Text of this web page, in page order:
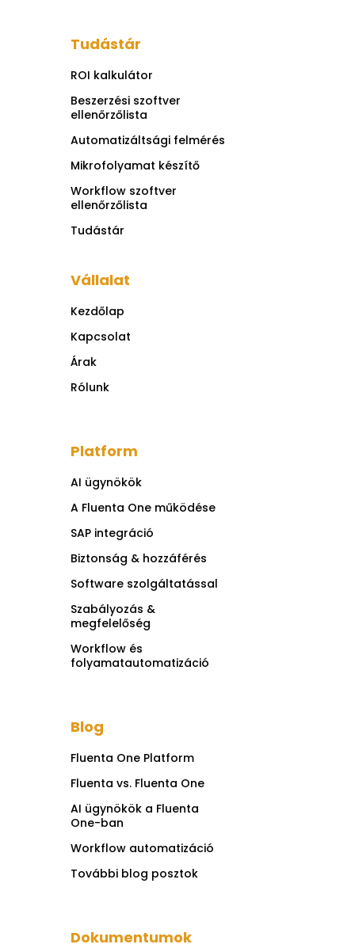
Tudástár
ROI kalkulátor
Beszerzési szoftver
ellenőrzőlista
Automatizáltsági felmérés
Mikrofolyamat készítő
Workflow szoftver
ellenőrzőlista
Tudástár
Vállalat
Kezdőlap
Kapcsolat
Árak
Rólunk
Platform
AI ügynökök
A Fluenta One működése
SAP integráció
Biztonság & hozzáférés
Software szolgáltatással
Szabályozás &
megfelelőség
Workflow és
folyamatautomatizáció
Blog
Fluenta One Platform
Fluenta vs. Fluenta One
AI ügynökök a Fluenta
One-ban
Workflow automatizáció
További blog posztok
Dokumentumok